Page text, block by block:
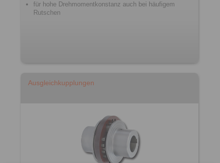
für hohe Drehmomentkonstanz auch bei häufigem
Rutschen
Ausgleichkupplungen